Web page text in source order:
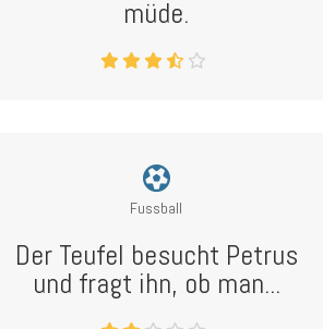
müde.
Fussball
Der Teufel besucht Petrus
und fragt ihn, ob man...